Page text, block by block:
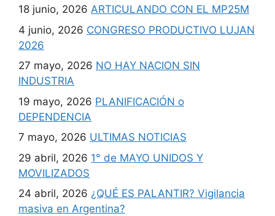
18 junio, 2026 ARTICULANDO CON EL MP25M
4 junio, 2026 CONGRESO PRODUCTIVO LUJAN
2026
27 mayo, 2026 NO HAY NACION SIN
INDUSTRIA
19 mayo, 2026 PLANIFICACIÓN o
DEPENDENCIA
7 mayo, 2026 ULTIMAS NOTICIAS
29 abril, 2026 1° de MAYO UNIDOS Y
MOVILIZADOS
24 abril, 2026 ¿QUÉ ES PALANTIR? Vigilancia
masiva en Argentina?